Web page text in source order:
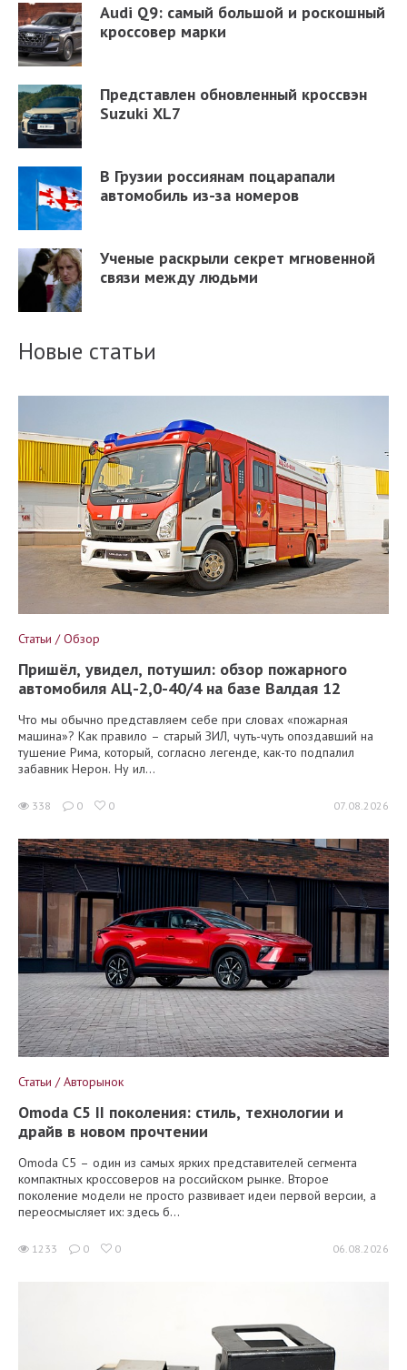
Audi Q9: самый большой и роскошный
кроссовер марки
Представлен обновленный кроссвэн
Suzuki XL7
В Грузии россиянам поцарапали
автомобиль из-за номеров
Ученые раскрыли секрет мгновенной
связи между людьми
Новые статьи
Статьи / Обзор
Пришёл, увидел, потушил: обзор пожарного
автомобиля АЦ-2,0-40/4 на базе Валдая 12
Что мы обычно представляем себе при словах «пожарная
машина»? Как правило – старый ЗИЛ, чуть-чуть опоздавший на
тушение Рима, который, согласно легенде, как-то подпалил
забавник Нерон. Ну ил...
338 0 0 07.08.2026
Статьи / Авторынок
Omoda C5 II поколения: стиль, технологии и
драйв в новом прочтении
Omoda C5 – один из самых ярких представителей сегмента
компактных кроссоверов на российском рынке. Второе
поколение модели не просто развивает идеи первой версии, а
переосмысляет их: здесь б...
1233 0 0 06.08.2026